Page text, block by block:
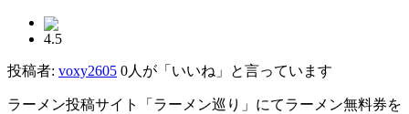
4.5
投稿者: voxy2605 0人が「いいね」と言っています
ラーメン投稿サイト「ラーメン巡り」にてラーメン無料券を